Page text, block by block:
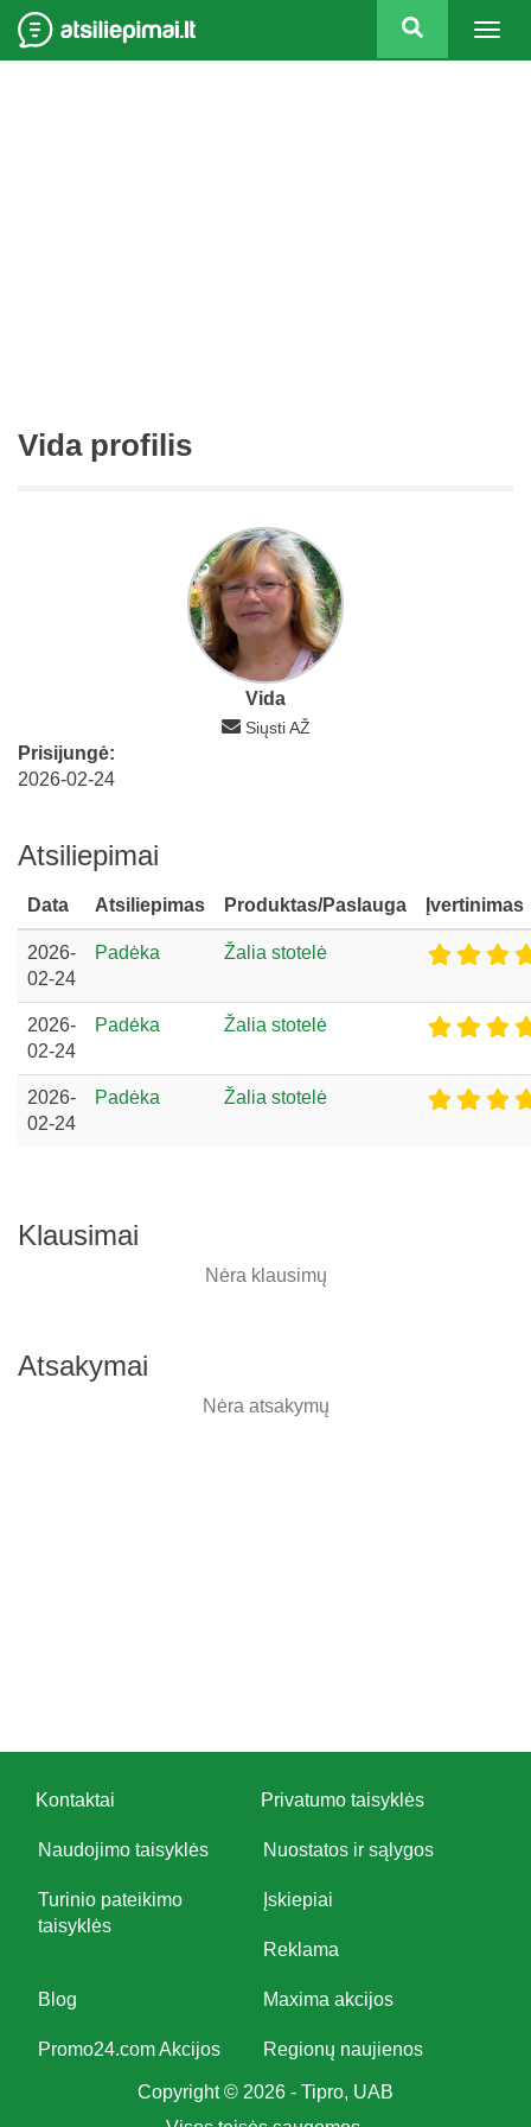
Vida profilis
Vida
Siųsti AŽ
Prisijungė:
2026-02-24
Atsiliepimai
Data Atsiliepimas Produktas/Paslauga Įvertinimas
2026-
02-24
Padėka Žalia stotelė
2026-
02-24
Padėka Žalia stotelė
2026-
02-24
Padėka Žalia stotelė
Klausimai
Nėra klausimų
Atsakymai
Nėra atsakymų
Kontaktai Privatumo taisyklės
Naudojimo taisyklės Nuostatos ir sąlygos
Turinio pateikimo
taisyklės
Įskiepiai
Reklama
Blog Maxima akcijos
Promo24.com Akcijos Regionų naujienos
Copyright © 2026 - Tipro, UAB